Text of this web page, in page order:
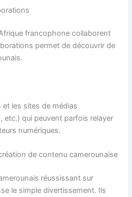
francophone collaborent
permet de découvrir de
et les sites de médias
etc.) qui peuvent parfois relayer
numériques.
de contenu camerounaise
réussissant sur
le simple divertissement. Ils